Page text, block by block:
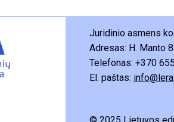
Juridinio asmens
Adresas: H. Manto
Telefonas: +370
El. paštas: